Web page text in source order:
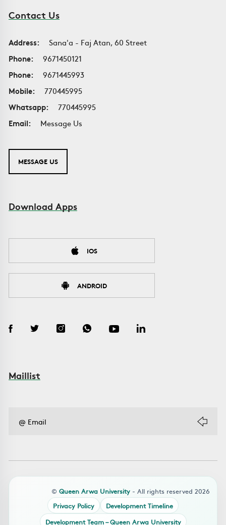
Contact Us
Address:
Sana'a - Faj Atan, 60 Street
Phone:
9671450121
Phone:
9671445993
Mobile:
770445995
Whatsapp:
770445995
Email:
Message Us
MESSAGE US
Download Apps
IOS
ANDROID
Maillist
© Queen Arwa University - All rights reserved 2026
Privacy Policy
Development Timeline
Development Team – Queen Arwa University